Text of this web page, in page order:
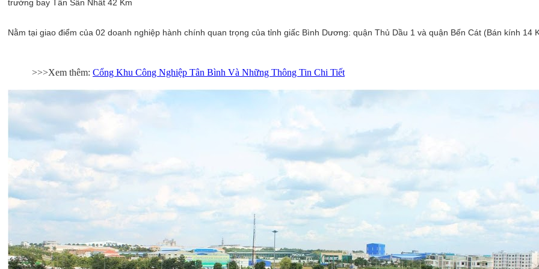
trường bay Tân Sân Nhất 42 Km
Nằm tại giao điểm của 02 doanh nghiệp hành chính quan trọng của tỉnh giấc Bình Dương: quận Thủ Dầu 1 và quận Bến Cát (Bán kính 14
>>>Xem thêm: Cổng Khu Công Nghiệp Tân Bình Và Những Thông Tin Chi Tiết